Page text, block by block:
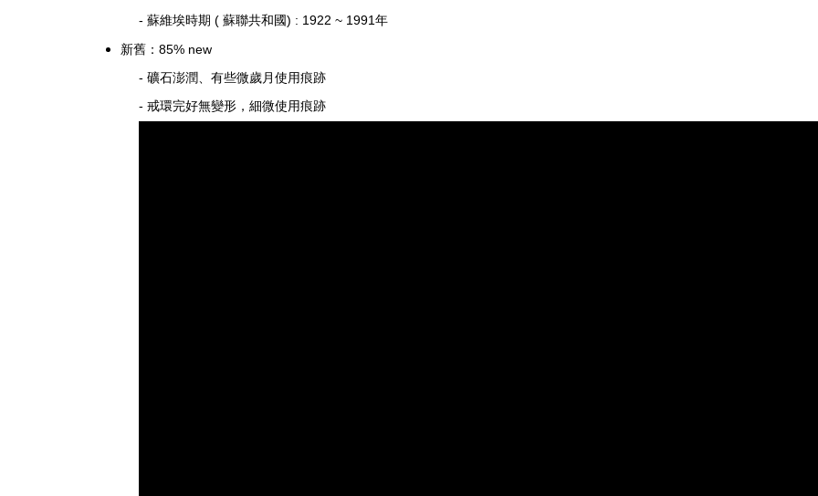
- 蘇維埃時期 ( 蘇聯共和國) : 1922 ~ 1991年
新舊：85% new
- 礦石澎潤、有些微歲月使用痕跡
- 戒環完好無變形， 細微使用痕跡